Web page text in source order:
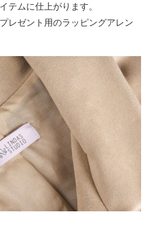
テムに仕上がります。
レゼント用のラッピングアレン